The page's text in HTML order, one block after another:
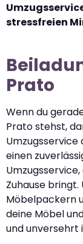
stressfreien
Prato
Wenn du
Prato stehst,
Umzugsservice
einen
Zuhause
Möbelpackern
deine Möbel
und unversehrt